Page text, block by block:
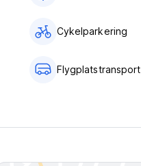
Cykelparkering
Flygplatstransport